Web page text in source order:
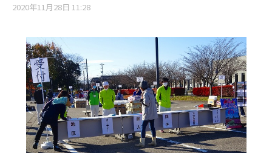
2020年11月28日 11:28